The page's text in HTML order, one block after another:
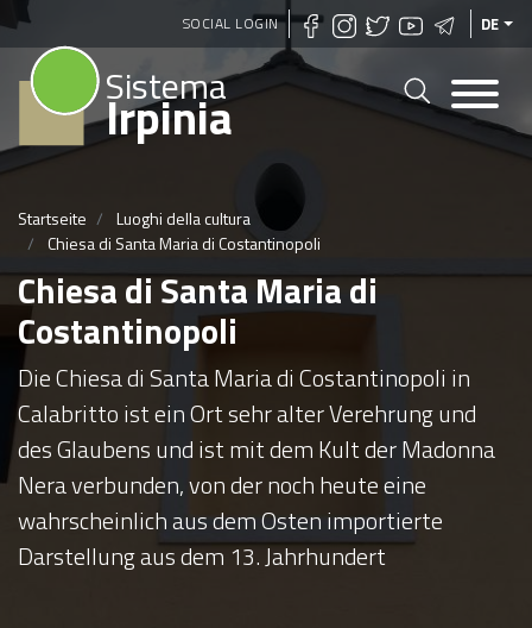
Direkt
zum
Inhalt
SOCIAL LOGIN DE
Sistema
Irpinia
Startseite
Luoghi della cultura
Chiesa di Santa Maria di Costantinopoli
Chiesa di Santa Maria di
Costantinopoli
Die Chiesa di Santa Maria di Costantinopoli in
Calabritto ist ein Ort sehr alter Verehrung und
des Glaubens und ist mit dem Kult der Madonna
Nera verbunden, von der noch heute eine
wahrscheinlich aus dem Osten importierte
Darstellung aus dem 13. Jahrhundert